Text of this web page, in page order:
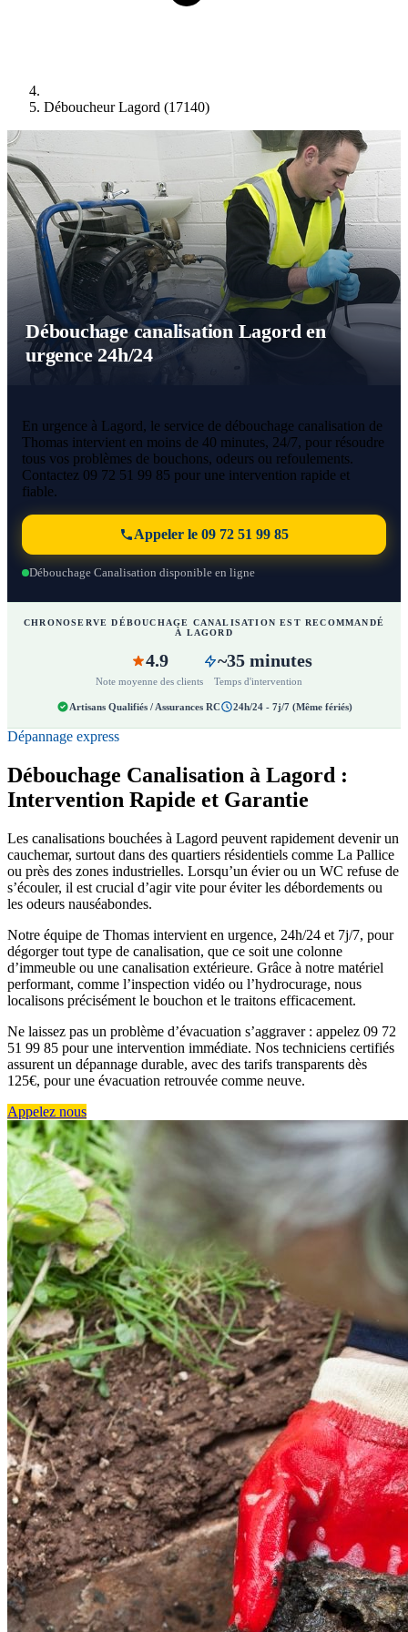
Déboucheur Lagord (17140)
Débouchage canalisation Lagord en
urgence 24h/24
En urgence à Lagord, le service de débouchage canalisation de
Thomas intervient en moins de 40 minutes, 24/7, pour résoudre
tous vos problèmes de bouchons, odeurs ou refoulements.
Contactez 09 72 51 99 85 pour une intervention rapide et
fiable.
Appeler le 09 72 51 99 85
Débouchage Canalisation disponible en ligne
CHRONOSERVE DÉBOUCHAGE CANALISATION EST RECOMMANDÉ
À LAGORD
4.9
Note moyenne des clients
~35 minutes
Temps d'intervention
Artisans Qualifiés / Assurances RC 24h/24 - 7j/7 (Même fériés)
Dépannage express
Débouchage Canalisation à Lagord :
Intervention Rapide et Garantie
Les canalisations bouchées à Lagord peuvent rapidement devenir un
cauchemar, surtout dans des quartiers résidentiels comme La Pallice
ou près des zones industrielles. Lorsqu’un évier ou un WC refuse de
s’écouler, il est crucial d’agir vite pour éviter les débordements ou
les odeurs nauséabondes.
Notre équipe de Thomas intervient en urgence, 24h/24 et 7j/7, pour
dégorger tout type de canalisation, que ce soit une colonne
d’immeuble ou une canalisation extérieure. Grâce à notre matériel
performant, comme l’inspection vidéo ou l’hydrocurage, nous
localisons précisément le bouchon et le traitons efficacement.
Ne laissez pas un problème d’évacuation s’aggraver : appelez 09 72
51 99 85 pour une intervention immédiate. Nos techniciens certifiés
assurent un dépannage durable, avec des tarifs transparents dès
125€, pour une évacuation retrouvée comme neuve.
Appelez nous